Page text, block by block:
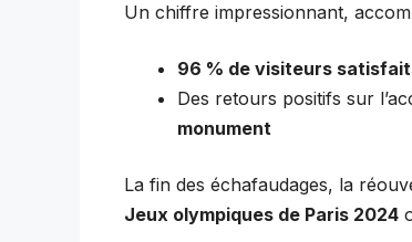
Un chiffre impressionnant,
96 % de visiteurs
Des retours positifs sur
monument
La fin des échafaudages, la
Jeux olympiques de Paris 2024